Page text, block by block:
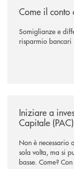
Come il conto
Somiglianze e
risparmio bancari
Iniziare a
Capitale (PAC)
Non è necessario
sola volta, ma si
basse. Come?